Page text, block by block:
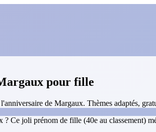
pour fille
de Margaux. Thèmes adaptés,
? Ce joli prénom de fille (40e au classement)